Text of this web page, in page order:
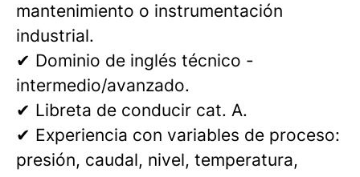
mantenimiento o instrumentación
industrial.
✔ Dominio de inglés técnico -
intermedio/avanzado.
✔ Libreta de conducir cat. A.
✔ Experiencia con variables de proceso:
presión, caudal, nivel, temperatura,